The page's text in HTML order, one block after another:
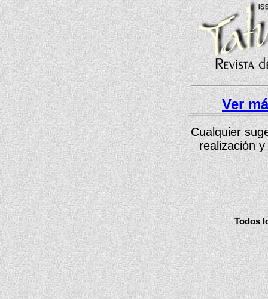
Ver
Cualquier
realización
Todos